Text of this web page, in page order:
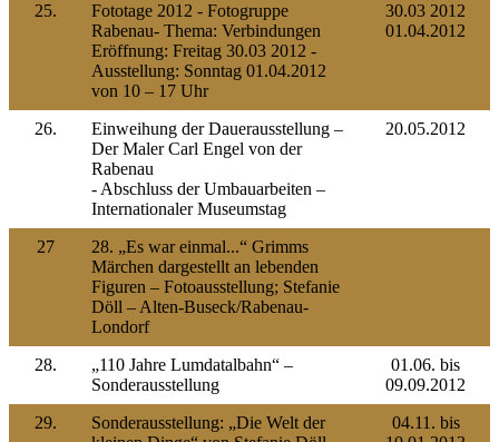
25.
Fototage 2012 - Fotogruppe
Rabenau- Thema: Verbindungen
Eröffnung: Freitag 30.03 2012 -
Ausstellung: Sonntag 01.04.2012
von 10 – 17 Uhr
30.03 2012
01.04.2012
26.
Einweihung der Dauerausstellung –
Der Maler Carl Engel von der
Rabenau
- Abschluss der Umbauarbeiten –
Internationaler Museumstag
20.05.2012
27
28. „Es war einmal...“ Grimms
Märchen dargestellt an lebenden
Figuren – Fotoausstellung; Stefanie
Döll – Alten-Buseck/Rabenau-
Londorf
28.
„110 Jahre Lumdatalbahn“ –
Sonderausstellung
01.06. bis
09.09.2012
29.
Sonderausstellung: „Die Welt der
04.11. bis